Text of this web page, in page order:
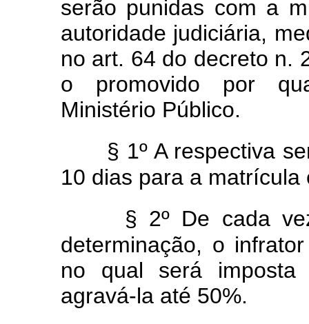
serão punidas com a
autoridade judiciária,
no art. 64 do decreto n.
o promovido por
Ministério Público.
§ 1º A respectiva
10 dias para a
§ 2º De cada
determinação, o
no qual será
agravá-la até 50%.